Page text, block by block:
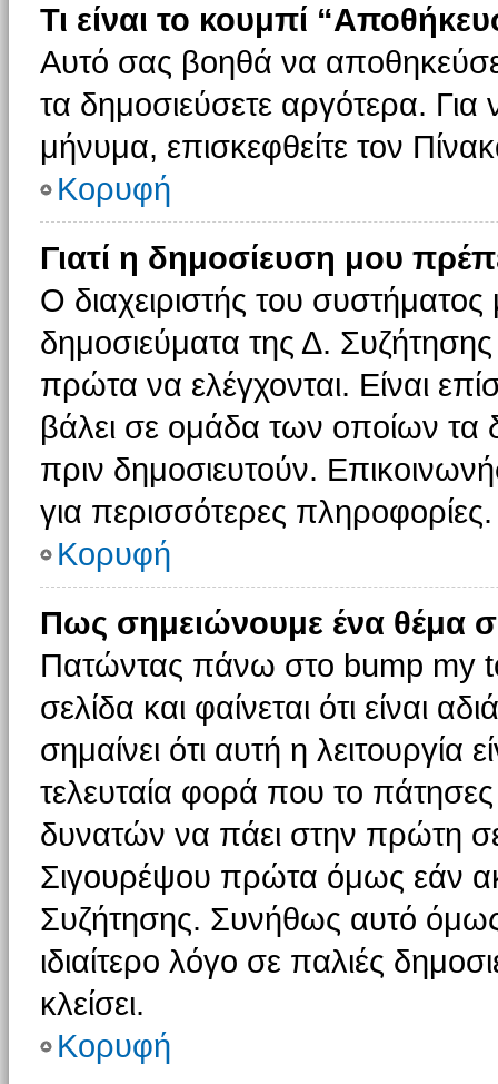
Τι είναι το κουμπί
Αυτό σας βοηθά να
τα δημοσιεύσετε αργότερα.
μήνυμα, επισκεφθείτε τον
Κορυφή
Γιατί η δημοσίευση μου
Ο διαχειριστής του συστήματος
δημοσιεύματα της Δ.
πρώτα να ελέγχονται. Είναι
βάλει σε ομάδα των οποίων τα
πριν δημοσιευτούν.
για περισσότερες πληροφορίες.
Κορυφή
Πως σημειώνουμε ένα θέμα
Πατώντας πάνω στο bump my
σελίδα και φαίνεται ότι είναι
σημαίνει ότι αυτή η λειτουργία
τελευταία φορά που το πάτησες
δυνατών να πάει στην πρώτη
Σιγουρέψου πρώτα όμως εάν
Συζήτησης. Συνήθως αυτό όμως
ιδιαίτερο λόγο σε παλιές
κλείσει.
Κορυφή